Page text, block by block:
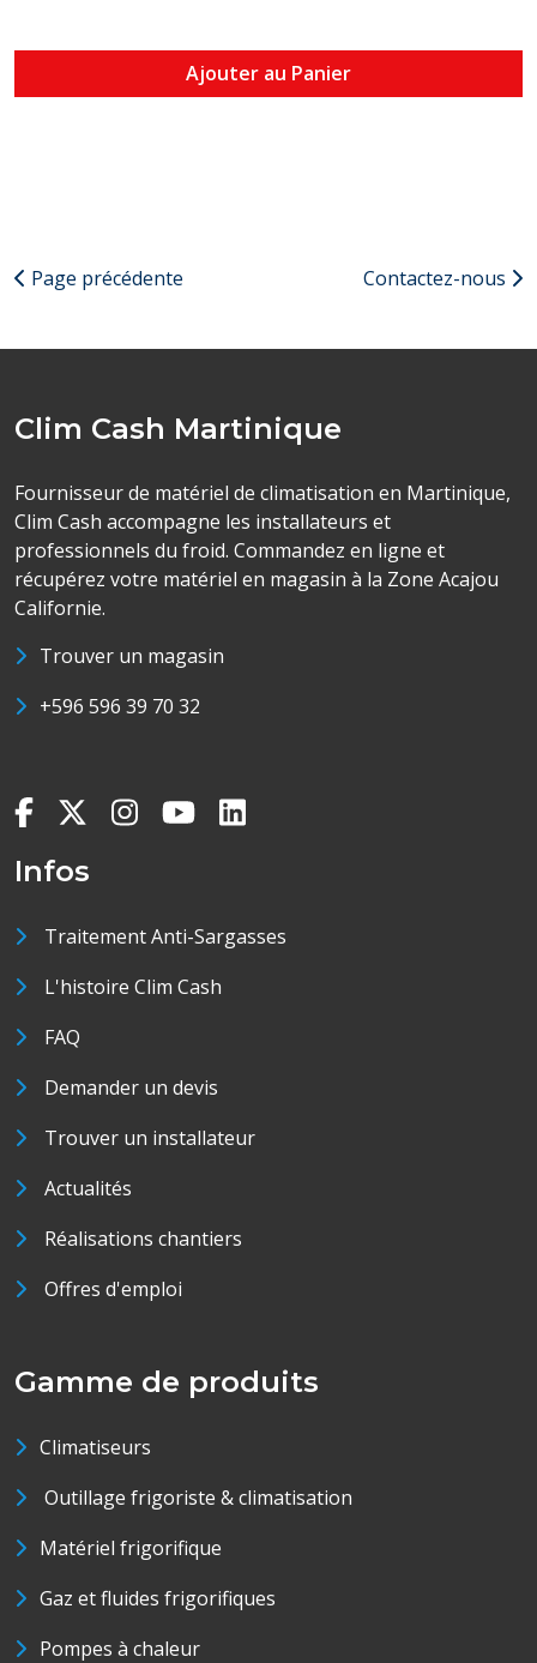
Ajouter au Panier
Page précédente Contactez-nous
Clim Cash Martinique
Fournisseur de matériel de climatisation en Martinique,
Clim Cash accompagne les installateurs et
professionnels du froid. Commandez en ligne et
récupérez votre matériel en magasin à la Zone Acajou
Californie.
Trouver un magasin
+596 596 39 70 32
Infos
Traitement Anti-Sargasses
L'histoire Clim Cash
FAQ
Demander un devis
Trouver un installateur
Actualités
Réalisations chantiers
Offres d'emploi
Gamme de produits
Climatiseurs
Outillage frigoriste & climatisation
Matériel frigorifique
Gaz et fluides frigorifiques
Pompes à chaleur